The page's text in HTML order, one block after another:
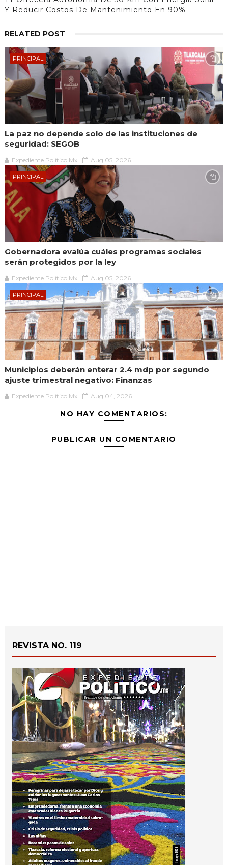
Y Reducir Costos De Mantenimiento En 90%
RELATED POST
PRINCIPAL
La paz no depende solo de las instituciones de
seguridad: SEGOB
Expediente Político.Mx Aug 05, 2026
PRINCIPAL
Gobernadora evalúa cuáles programas sociales
serán protegidos por la ley
Expediente Político.Mx Aug 05, 2026
PRINCIPAL
Municipios deberán enterar 2.4 mdp por segundo
ajuste trimestral negativo: Finanzas
Expediente Político.Mx Aug 04, 2026
NO HAY COMENTARIOS:
PUBLICAR UN COMENTARIO
REVISTA NO. 119